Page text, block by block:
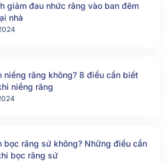
giảm đau nhức răng vào ban đêm
nhà
niềng răng không? 8 điều cần biết
niềng răng
bọc răng sứ không? Những điều cần
bọc răng sứ